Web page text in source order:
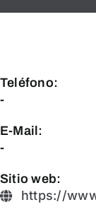
Teléfono:
-
E-Mail:
-
Sitio web:
https://